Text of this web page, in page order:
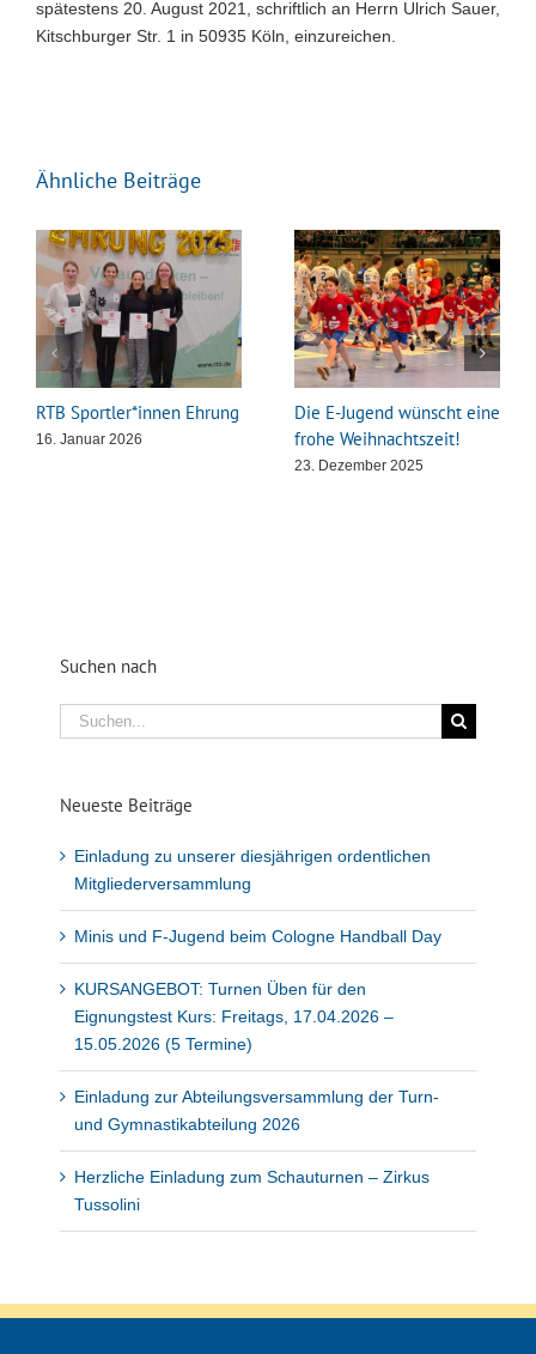
spätestens 20. August 2021, schriftlich an Herrn Ulrich Sauer,
Kitschburger Str. 1 in 50935 Köln, einzureichen.
Ähnliche Beiträge
RTB Sportler*innen Ehrung
16. Januar 2026
Die E-Jugend wünscht eine
frohe Weihnachtszeit!
23. Dezember 2025
Suchen nach
Suche
nach:
Neueste Beiträge
Einladung zu unserer diesjährigen ordentlichen
Mitgliederversammlung
Minis und F-Jugend beim Cologne Handball Day
KURSANGEBOT: Turnen Üben für den
Eignungstest Kurs: Freitags, 17.04.2026 –
15.05.2026 (5 Termine)
Einladung zur Abteilungsversammlung der Turn-
und Gymnastikabteilung 2026
Herzliche Einladung zum Schauturnen – Zirkus
Tussolini